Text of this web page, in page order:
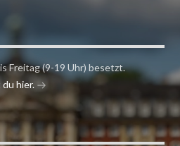
Freitag (9-19 Uhr) besetzt.
hier.